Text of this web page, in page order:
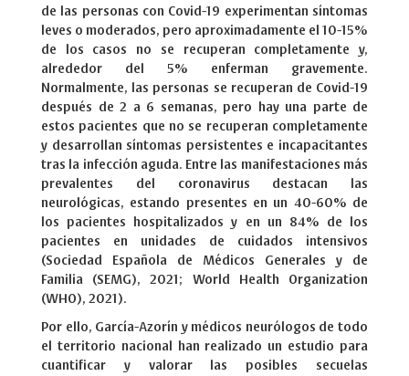
de las personas con Covid-19 experimentan síntomas
leves o moderados, pero aproximadamente el 10-15%
de los casos no se recuperan completamente y,
alrededor del 5% enferman gravemente.
Normalmente, las personas se recuperan de Covid-19
después de 2 a 6 semanas, pero hay una parte de
estos pacientes que no se recuperan completamente
y desarrollan síntomas persistentes e incapacitantes
tras la infección aguda. Entre las manifestaciones más
prevalentes del coronavirus destacan las
neurológicas, estando presentes en un 40-60% de
los pacientes hospitalizados y en un 84% de los
pacientes en unidades de cuidados intensivos
(Sociedad Española de Médicos Generales y de
Familia (SEMG), 2021; World Health Organization
(WHO), 2021).
Por ello, García-Azorín y médicos neurólogos de todo
el territorio nacional han realizado un estudio para
cuantificar y valorar las posibles secuelas